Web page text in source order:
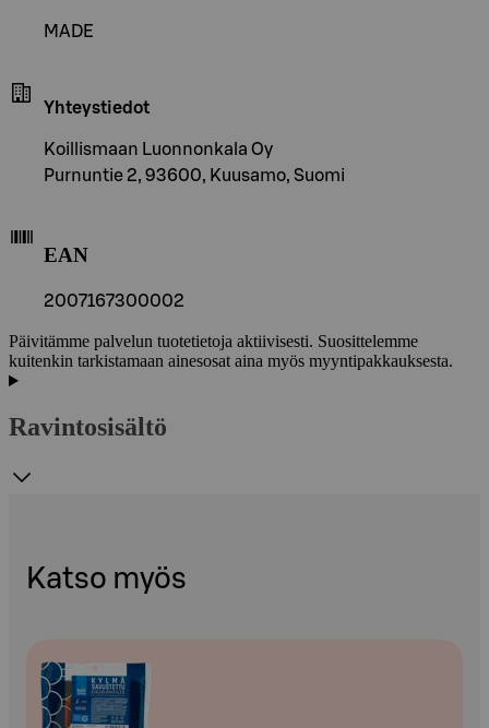
MADE
Yhteystiedot
Koillismaan Luonnonkala Oy
Purnuntie 2, 93600, Kuusamo, Suomi
EAN
2007167300002
Päivitämme palvelun tuotetietoja aktiivisesti. Suosittelemme
kuitenkin tarkistamaan ainesosat aina myös myyntipakkauksesta.
Ravintosisältö
Katso myös